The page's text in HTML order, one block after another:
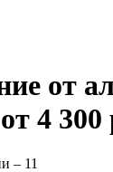
от
4 300
– 11